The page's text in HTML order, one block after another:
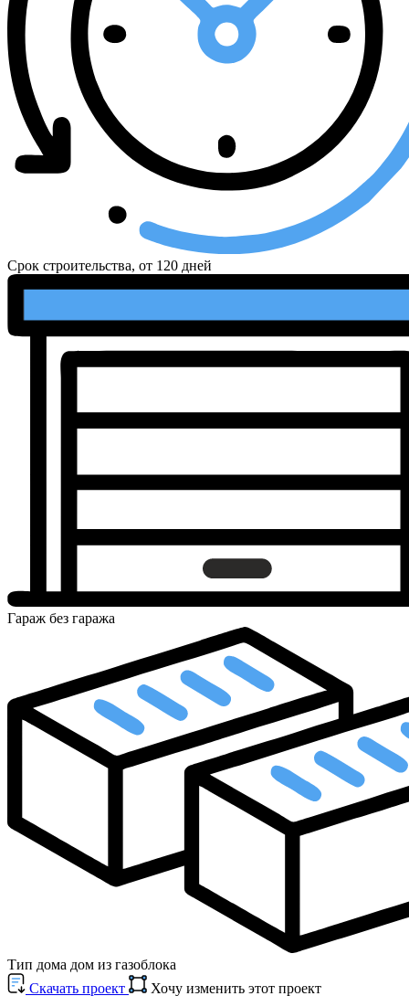
Срок строительства, от 120 дней
Гараж без гаража
Тип дома дом из газоблока
Cкачать проект
Хочу изменить этот проект